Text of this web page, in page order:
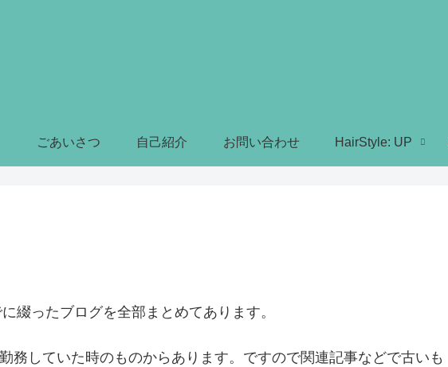
ごあいさつ 自己紹介 お問い合わせ HairStyle: UP
綴ったブログを全部まとめてあります。
務していた時のものからあります。ですので関連記事などで古いも